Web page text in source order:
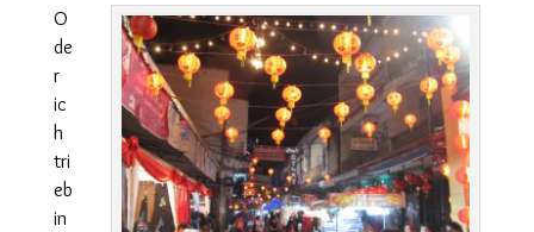
O
de
r
ic
h
tri
eb
in